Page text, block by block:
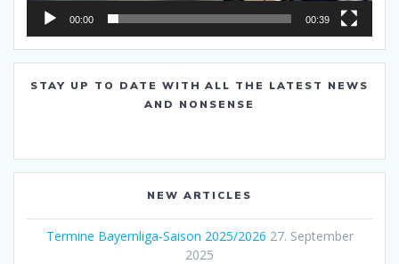
00:00 00:39
STAY UP TO DATE WITH ALL THE LATEST NEWS
AND NONSENSE
NEW ARTICLES
Termine Bayernliga-Saison 2025/2026 27. September
2025